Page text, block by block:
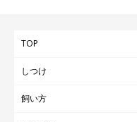
TOP
しつけ
飼い方